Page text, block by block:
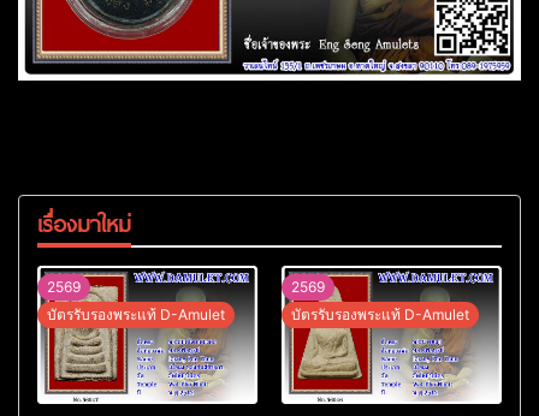
เรื่องมาใหม่
2569
บัตรรับรองพระแท้ D-Amulet
2569
บัตรรับรองพระแท้ D-Amulet